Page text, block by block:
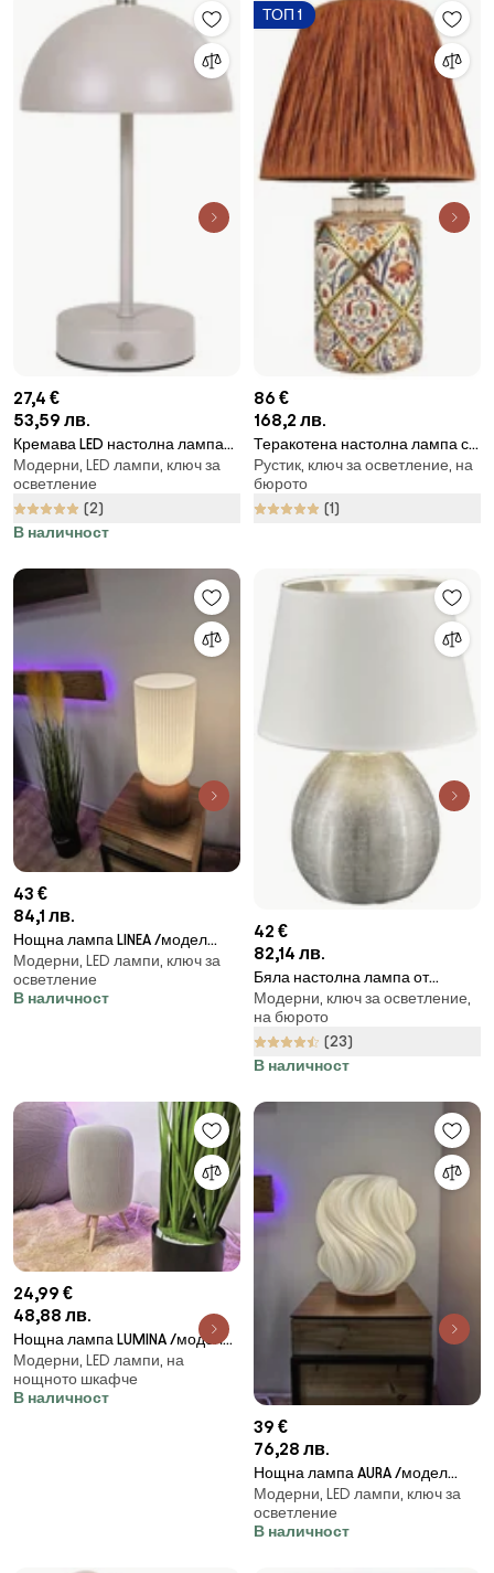
27,4 €
53,59 лв.
Кремава LED настолна лампа
(височина 25 cm) Holt – House
Nordic
Модерни, LED лампи, ключ за
осветление
(2)
В наличност
ТОП 1
86 €
168,2 лв.
Теракотена настолна лампа с
абажур от хартиен шнур
(височина 40 cm) Alev – Opviq
lights
Рустик, ключ за осветление, на
бюрото
(1)
43 €
84,1 лв.
Нощна лампа LINEA /модел
L050029/
Модерни, LED лампи, ключ за
осветление
В наличност
42 €
82,14 лв.
Бяла настолна лампа от
керамика и плат, височина 35
cm Luxor - Reality
Модерни, ключ за осветление,
на бюрото
(23)
В наличност
24,99 €
48,88 лв.
Нощна лампа LUMINA /модел
L050027/
Модерни, LED лампи, на
нощното шкафче
В наличност
39 €
76,28 лв.
Нощна лампа AURA /модел
L050028/
Модерни, LED лампи, ключ за
осветление
В наличност